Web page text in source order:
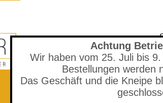
Achtung
Wir haben vom 25. Juli bis
Bestellungen werden
Das Geschäft und die Kneipe